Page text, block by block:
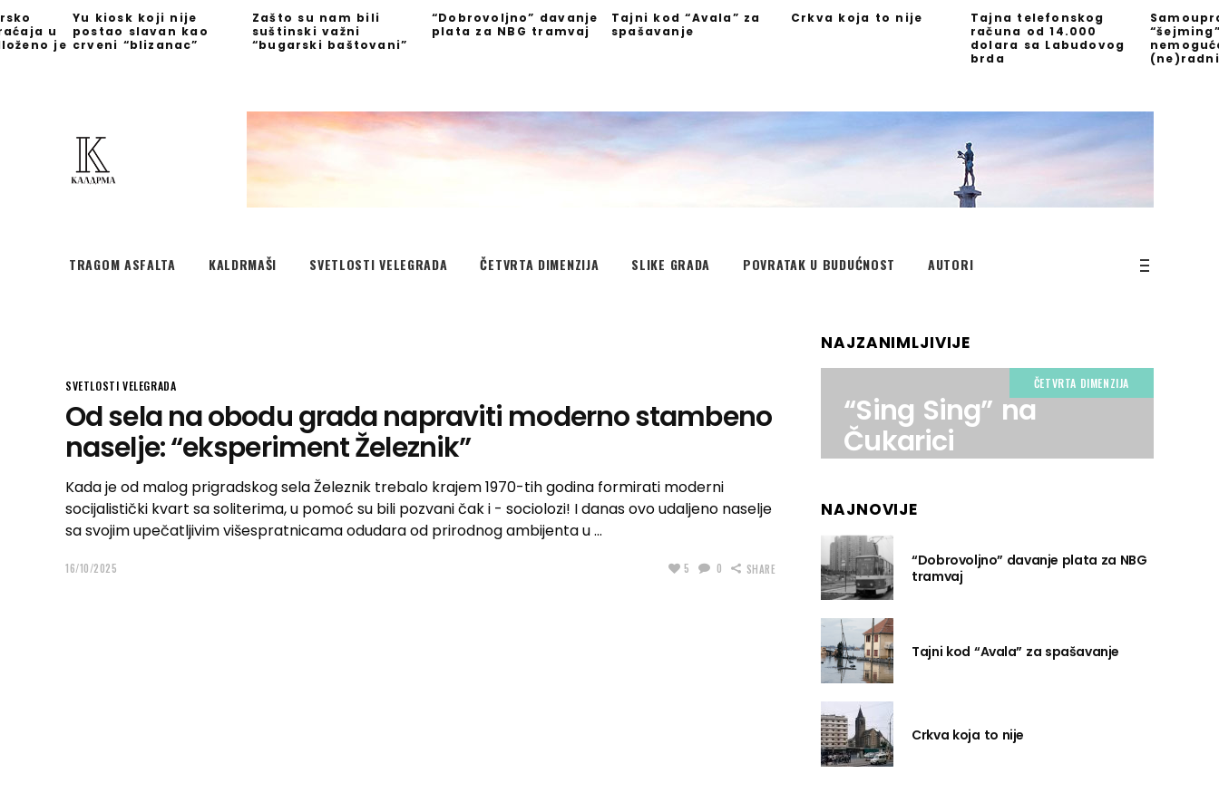
u
je
Yu kiosk koji nije
postao slavan kao
crveni “blizanac”
Zašto su nam bili
suštinski važni
“bugarski baštovani”
“Dobrovoljno” davanje
plata za NBG tramvaj
Tajni kod “Avala” za
spašavanje
Crkva koja to nije
Tajna telefonskog
računa od 14.000
dolara sa Labudovog
brda
TRAGOM ASFALTA KALDRMAŠI SVETLOSTI VELEGRADA ČETVRTA DIMENZIJA SLIKE GRADA POVRATAK U BUDUĆNOST AUTORI
SVETLOSTI VELEGRADA
Od sela na obodu grada napraviti moderno stambeno
naselje: “eksperiment Železnik”
Kada je od malog prigradskog sela Železnik trebalo krajem 1970-tih godina formirati moderni
socijalistički kvart sa soliterima, u pomoć su bili pozvani čak i - sociolozi! I danas ovo udaljeno naselje
sa svojim upečatljivim višespratnicama odudara od prirodnog ambijenta u
16/10/2025 5 0 SHARE
NAJZANIMLJIVIJE
ČETVRTA DIMENZIJA
“Sing Sing” na
Čukarici
NAJNOVIJE
“Dobrovoljno” davanje plata za NBG
tramvaj
Tajni kod “Avala” za spašavanje
Crkva koja to nije